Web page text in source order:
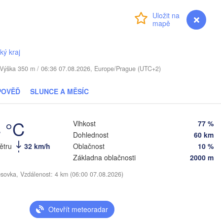
myVentusky Předpověď
kraj
350 m / 06:36 07.08.2026, Europe/Prague (UTC+2)
SLUNCE A MĚSÍC
32 km/h
Vlhkost
77 %
Dohlednost
60 km
Oblačnost
10 %
Základna oblačnosti
2000 m
Vzdálenost: 4 km (06:00 07.08.2026)
Otevřít meteoradar
(Minsk)
Vilnius
Бабруйск
(Babrujsk)
Баранавічы
(Baranavičy)
Салігорск
Віцебск
(Viciebsk)
BĚLORUSKO